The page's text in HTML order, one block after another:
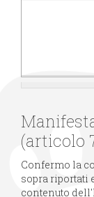
(articolo
Confermo la
sopra riportati
contenuto